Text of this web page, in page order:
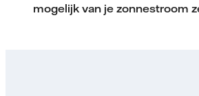
mogelijk van je zonnestroom